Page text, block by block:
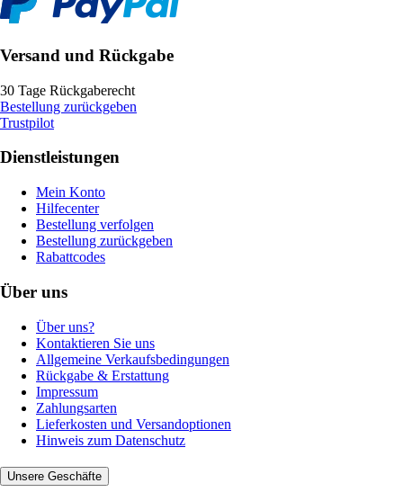
Versand und Rückgabe
30 Tage Rückgaberecht
Bestellung zurückgeben
Trustpilot
Dienstleistungen
Mein Konto
Hilfecenter
Bestellung verfolgen
Bestellung zurückgeben
Rabattcodes
Über uns
Über uns?
Kontaktieren Sie uns
Allgemeine Verkaufsbedingungen
Rückgabe & Erstattung
Impressum
Zahlungsarten
Lieferkosten und Versandoptionen
Hinweis zum Datenschutz
Unsere Geschäfte